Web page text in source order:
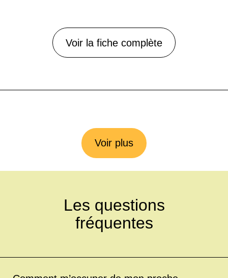
Voir la fiche complète
Voir plus
Les questions
fréquentes